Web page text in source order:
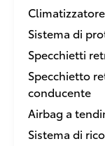
Climatizzatore
Sistema di
Specchietti
Specchietto
conducente
Airbag a
Sistema di